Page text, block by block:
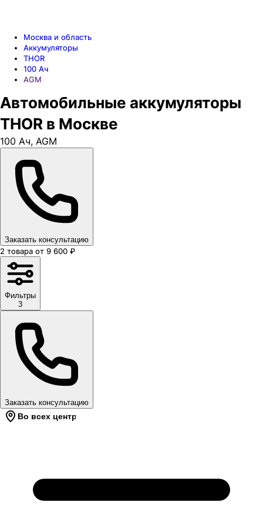
Москва и область
Аккумуляторы
THOR
100 Aч
AGM
Автомобильные аккумуляторы
THOR в Москве
100 Ач, AGM
Заказать консультацию
2 товара от 9 600 ₽
Фильтры
3
Заказать консультацию
Во всех центрах